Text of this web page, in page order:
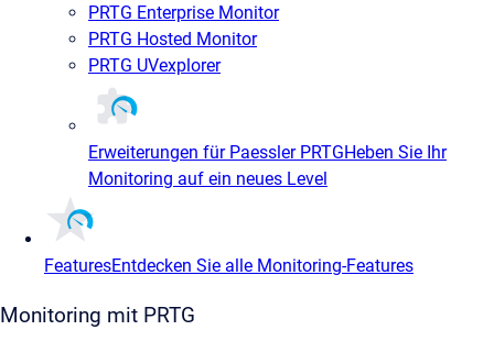
PRTG Enterprise Monitor
PRTG Hosted Monitor
PRTG UVexplorer
Erweiterungen für Paessler PRTGHeben Sie Ihr
Monitoring auf ein neues Level
FeaturesEntdecken Sie alle Monitoring-Features
Monitoring mit PRTG